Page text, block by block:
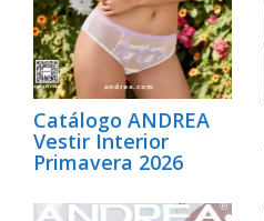
Catálogo ANDREA
Vestir Interior
Primavera 2026